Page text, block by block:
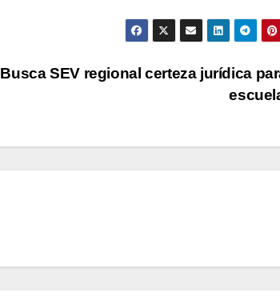
Busca SEV regional certeza jurídica